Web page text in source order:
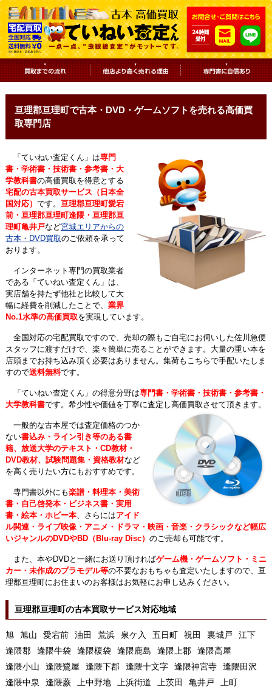
亘理郡亘理町で古本・DVD・ゲームソフトを売れる高価買
取専門店
「ていねい査定くん」は専門
書・学術書・技術書・参考書・大
学教科書の高価買取を得意とする
宅配の古本買取サービス（日本全
国対応） です。 亘理郡亘理町愛宕
前・亘理郡亘理町逢隈・亘理郡亘
理町亀井戸など宮城エリアからの
古本・DVD買取のご依頼を承って
おります。
インターネット専門の買取業者
である「ていねい査定くん」は、
実店舗を持たず他社と比較して大
幅に経費を削減したことで、 業界
No.1水準の高価買取を実現しています。
全国対応の宅配買取ですので、売却の際もご自宅にお伺いした佐川急便
スタッフに渡すだけで、楽々簡単に売ることができます。大量の重い本を
店頭までお持ち込み頂く必要はありません。集荷もこちらで手配いたしま
すので送料無料です。
「ていねい査定くん」の得意分野は専門書・学術書・技術書・参考書・
大学教科書です。希少性や価値を丁寧に査定し高価買取させて頂きます。
一般的な古本屋では査定価格のつか
ない書込み・ライン引き等のある書
籍、放送大学のテキスト・CD教材・
DVD教材、試験問題集・資格教材など
を高く売りたい方にもおすすめです。
専門書以外にも楽譜・料理本・美術
書・自己啓発本・ビジネス書・実用
書・絵本・ホビー本、さらにはアイド
ル関連・ライブ映像・アニメ・ドラマ・映画・音楽・クラシックなど幅広
いジャンルのDVDやBD（Blu-ray Disc） のご売却も可能です。
また、本やDVDと一緒にお送り頂ければゲーム機・ゲームソフト・ミニ
カー・未作成のプラモデル等の不要なおもちゃも査定いたしますので、亘
理郡亘理町にお住まいのお客様はお気軽にお申し込みください。
亘理郡亘理町の古本買取サービス対応地域
旭 旭山 愛宕前 油田 荒浜 泉ケ入 五日町 祝田 裏城戸
江下
逢隈郡
逢隈牛袋 逢隈榎袋 逢隈鹿島 逢隈上郡
逢隈高屋
逢隈小山
逢隈鷺屋 逢隈下郡 逢隈十文字 逢隈神宮寺
逢隈田沢
逢隈中泉
逢隈蕨 上中野地 上浜街道 上茨田 亀井戸
上町